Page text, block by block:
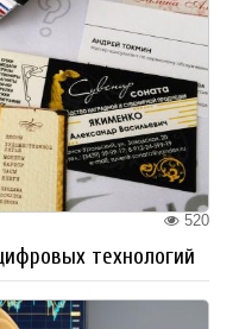
520
технологий